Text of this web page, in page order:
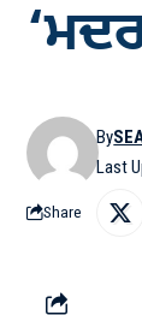
Last
By
Share